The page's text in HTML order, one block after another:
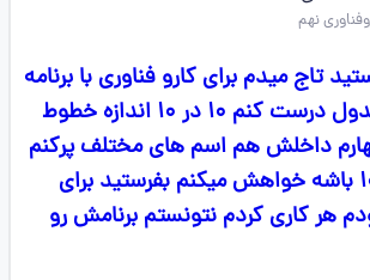
تاج میدم برای کارو فناوری با برنامه
WORD باید یه جدول درست کنم ۱۰ در ۱۰ اندازه خطوط
یک چهارم داخلش هم اسم های مختلف پرکنم
و با فونت بی زر ۱۰ باشه خواهش میکنم بفرستید برای
هر کاری کردم نتونستم برنامش رو